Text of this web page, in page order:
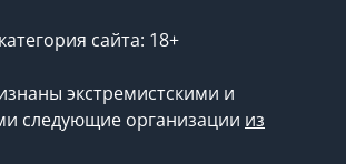
сайта: 18+
экстремистскими и
следующие организации из